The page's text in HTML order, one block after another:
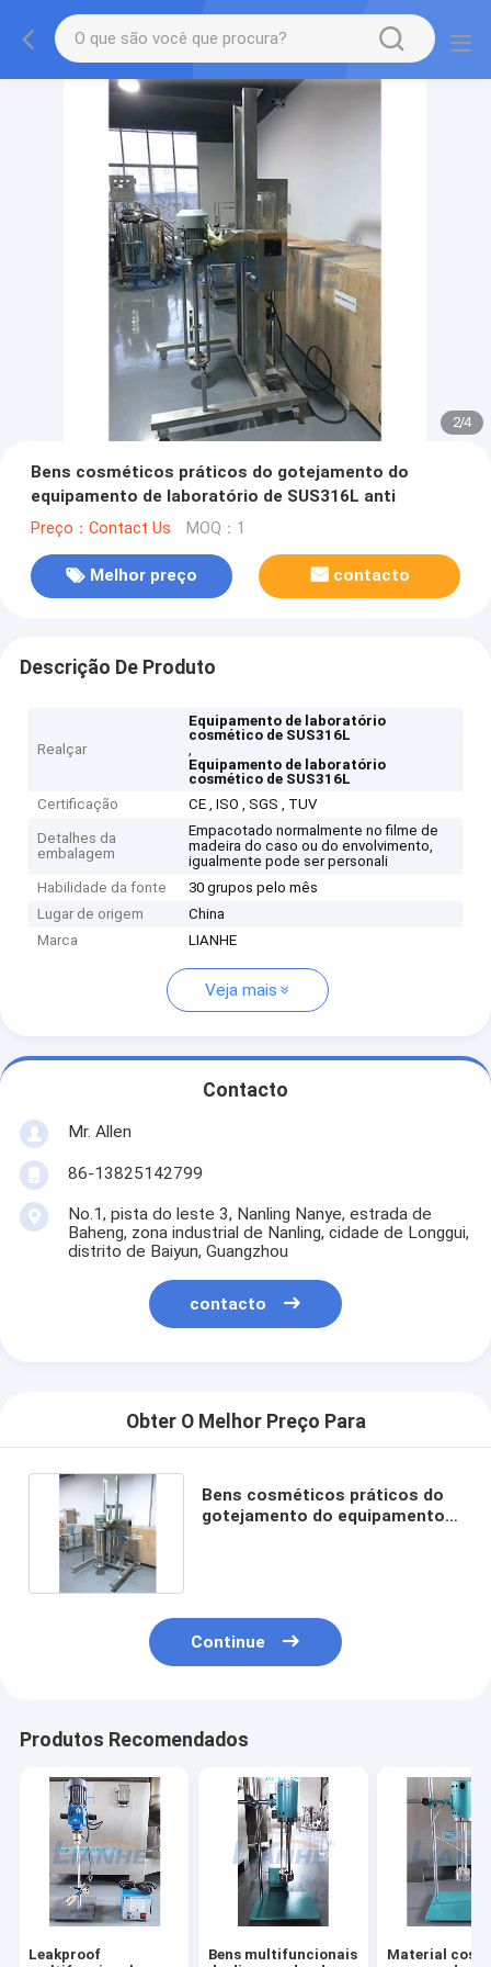
2/4
Bens cosméticos práticos do gotejamento do
equipamento de laboratório de SUS316L anti
Preço：Contact Us MOQ：1
Melhor preço contacto
Descrição De Produto
Realçar
Equipamento de laboratório
cosmético de SUS316L
,
Equipamento de laboratório
cosmético de SUS316L
Certificação
CE , ISO , SGS , TUV
Detalhes da
embalagem
Empacotado normalmente no filme de
madeira do caso ou do envolvimento,
igualmente pode ser personali
Habilidade da fonte
30 grupos pelo mês
Lugar de origem
China
Marca
LIANHE
Veja mais
Contacto
Mr. Allen
86-13825142799
No.1, pista do leste 3, Nanling Nanye, estrada de
Baheng, zona industrial de Nanling, cidade de Longgui,
distrito de Baiyun, Guangzhou
contacto
Obter O Melhor Preço Para
Bens cosméticos práticos do
gotejamento do equipamento
Continue
Produtos Recomendados
Leakproof
Bens multifuncionais
Material